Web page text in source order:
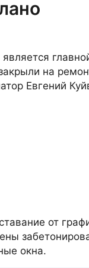
на
Евгений
от
окна.